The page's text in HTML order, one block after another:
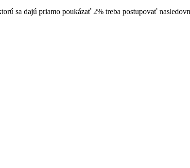
sa dajú priamo poukázať 2% treba postupovať